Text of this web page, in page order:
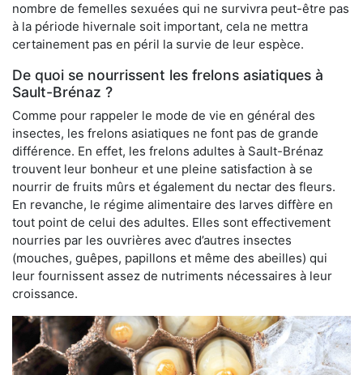
nombre de femelles sexuées qui ne survivra peut-être pas
à la période hivernale soit important, cela ne mettra
certainement pas en péril la survie de leur espèce.
De quoi se nourrissent les frelons asiatiques à
Sault-Brénaz ?
Comme pour rappeler le mode de vie en général des
insectes, les frelons asiatiques ne font pas de grande
différence. En effet, les frelons adultes à Sault-Brénaz
trouvent leur bonheur et une pleine satisfaction à se
nourrir de fruits mûrs et également du nectar des fleurs.
En revanche, le régime alimentaire des larves diffère en
tout point de celui des adultes. Elles sont effectivement
nourries par les ouvrières avec d’autres insectes
(mouches, guêpes, papillons et même des abeilles) qui
leur fournissent assez de nutriments nécessaires à leur
croissance.